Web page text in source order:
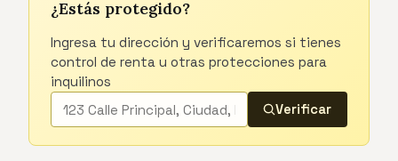
¿Estás protegido?
Ingresa tu dirección y verificaremos si tienes
control de renta u otras protecciones para
inquilinos
Verificar